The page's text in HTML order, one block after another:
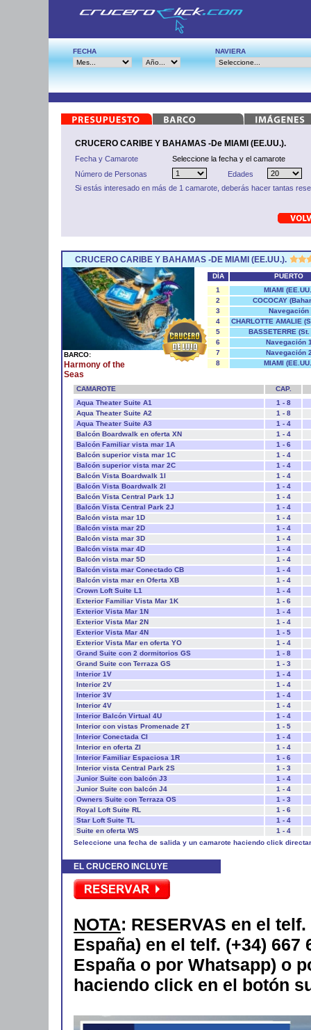
FECHA NAVIERA
CRUCERO CARIBE Y BAHAMAS -De MIAMI (EE.UU.).
Fecha y Camarote
Seleccione la fecha y el camarote
Número de Personas
Edades
Si estás interesado en más de 1 camarote, deberás hacer tantas
CRUCERO CARIBE Y BAHAMAS -DE MIAMI (EE.UU.).
BARCO:
Harmony of the
Seas
DÍA
PUERTO
1
MIAMI
2
COCOCAY
3
Navegación
4
CHARLOTTE AMALIE
5
BASSETERRE
6
Navegación
7
Navegación
8
MIAMI
CAMAROTE
CAP.
Aqua Theater Suite A1
1 - 8
Aqua Theater Suite A2
1 - 8
Aqua Theater Suite A3
1 - 4
Balcón Boardwalk en oferta XN
1 - 4
Balcón Familiar vista mar 1A
1 - 6
Balcón superior vista mar 1C
1 - 4
Balcón superior vista mar 2C
1 - 4
Balcón Vista Boardwalk 1I
1 - 4
Balcón Vista Boardwalk 2I
1 - 4
Balcón Vista Central Park 1J
1 - 4
Balcón Vista Central Park 2J
1 - 4
Balcón vista mar 1D
1 - 4
Balcón vista mar 2D
1 - 4
Balcón vista mar 3D
1 - 4
Balcón vista mar 4D
1 - 4
Balcón vista mar 5D
1 - 4
Balcón vista mar Conectado CB
1 - 4
Balcón vista mar en Oferta XB
1 - 4
Crown Loft Suite L1
1 - 4
Exterior Familiar Vista Mar 1K
1 - 6
Exterior Vista Mar 1N
1 - 4
Exterior Vista Mar 2N
1 - 4
Exterior Vista Mar 4N
1 - 5
Exterior Vista Mar en oferta YO
1 - 4
Grand Suite con 2 dormitorios GS
1 - 8
Grand Suite con Terraza GS
1 - 3
Interior 1V
1 - 4
Interior 2V
1 - 4
Interior 3V
1 - 4
Interior 4V
1 - 4
Interior Balcón Virtual 4U
1 - 4
Interior con vistas Promenade 2T
1 - 5
Interior Conectada CI
1 - 4
Interior en oferta ZI
1 - 4
Interior Familiar Espaciosa 1R
1 - 6
Interior vista Central Park 2S
1 - 3
Junior Suite con balcón J3
1 - 4
Junior Suite con balcón J4
1 - 4
Owners Suite con Terraza OS
1 - 3
Royal Loft Suite RL
1 - 6
Star Loft Suite TL
1 - 4
Suite en oferta WS
1 - 4
Seleccione una fecha de salida y un camarote haciendo click
EL CRUCERO INCLUYE
NOTA: RESERVAS en el
España) en el telf. (+34)
España o por Whatsapp) o
haciendo click en el botón